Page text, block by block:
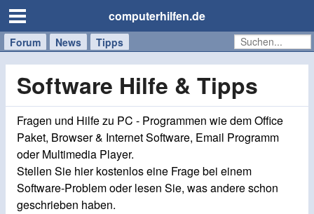
computerhilfen.de
Forum News Tipps
Handy
Windows
Mac
Software Hilfe & Tipps
Fragen und Hilfe zu PC - Programmen wie dem Office
Paket, Browser & Internet Software, Email Programm
oder Multimedia Player.
Stellen Sie hier kostenlos eine Frage bei einem
Software-Problem oder lesen Sie, was andere schon
geschrieben haben.